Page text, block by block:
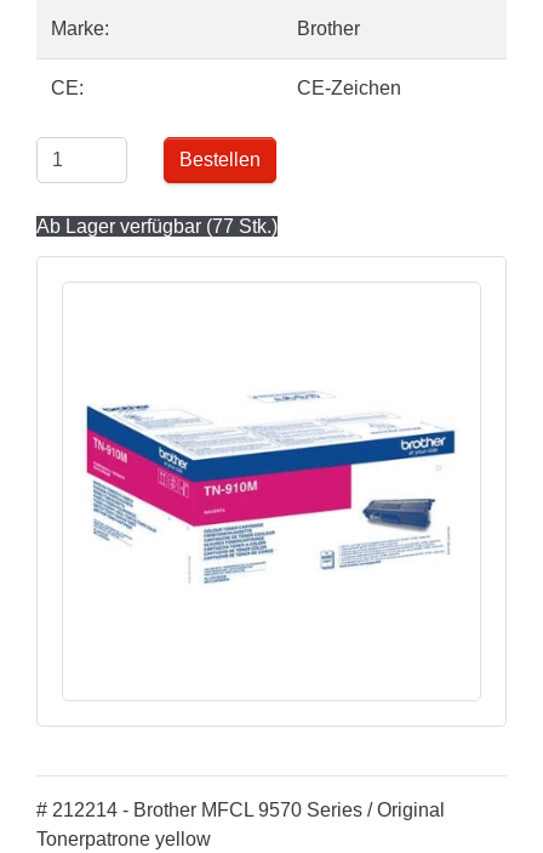
Marke: Brother
CE: CE-Zeichen
Bestellen
Ab Lager verfügbar (77 Stk.)
# 212214 - Brother MFCL 9570 Series / Original
Tonerpatrone yellow